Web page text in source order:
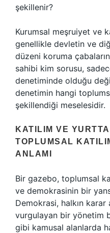
şekillenir?
Kurumsal meşruiyet ve
genellikle devletin ve
düzeni koruma
sahibi kim sorusu,
denetiminde olduğu
denetimin hangi
şekillendiği meselesidir.
KATILIM VE
TOPLUMSAL
ANLAMI
Bir gazebo, toplumsal
ve demokrasinin bir
Demokrasi, halkın
vurgulayan bir yönetim
gibi kamusal alanlarda